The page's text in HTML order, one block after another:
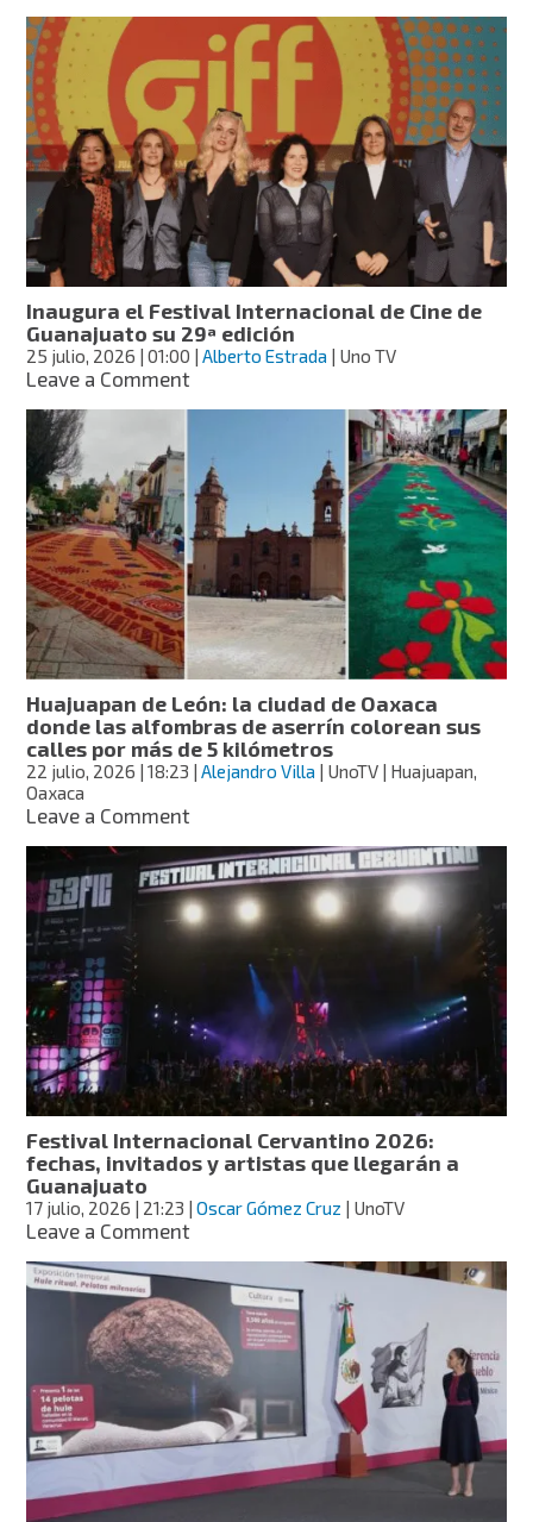
sus
nombres
primer
banco
genético
de
cerámica
revoluciona
la
investigación
histórica
Inaugura el Festival Internacional de Cine de
Guanajuato su 29ª edición
25 julio, 2026 | 01:00 |Alberto Estrada | Uno TV
Leave a Commenton
Internacional
de
Cine
de
Guanajuato
su
29ª
edición
Huajuapan de León: la ciudad de Oaxaca
donde las alfombras de aserrín colorean sus
calles por más de 5 kilómetros
22 julio, 2026 | 18:23 |Alejandro Villa | UnoTV | Huajuapan,
Oaxaca
Leave a Commenton
de
León:
la
ciudad
Oaxaca
donde
las
alfombras
de
aserrín
colorean
sus
calles
más
5
kilómetros
Festival Internacional Cervantino 2026:
fechas, invitados y artistas que llegarán a
Guanajuato
17 julio, 2026 | 21:23 |Oscar Gómez Cruz | UnoTV
Leave a Commenton
Internacional
Cervantino
2026:
fechas,
invitados
y
artistas
que
llegarán
a